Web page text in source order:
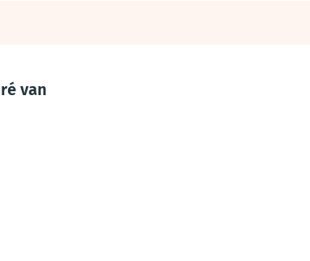
van